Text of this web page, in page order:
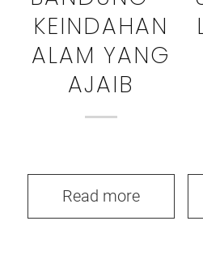
KEINDAHAN
ALAM YANG
AJAIB
Read more